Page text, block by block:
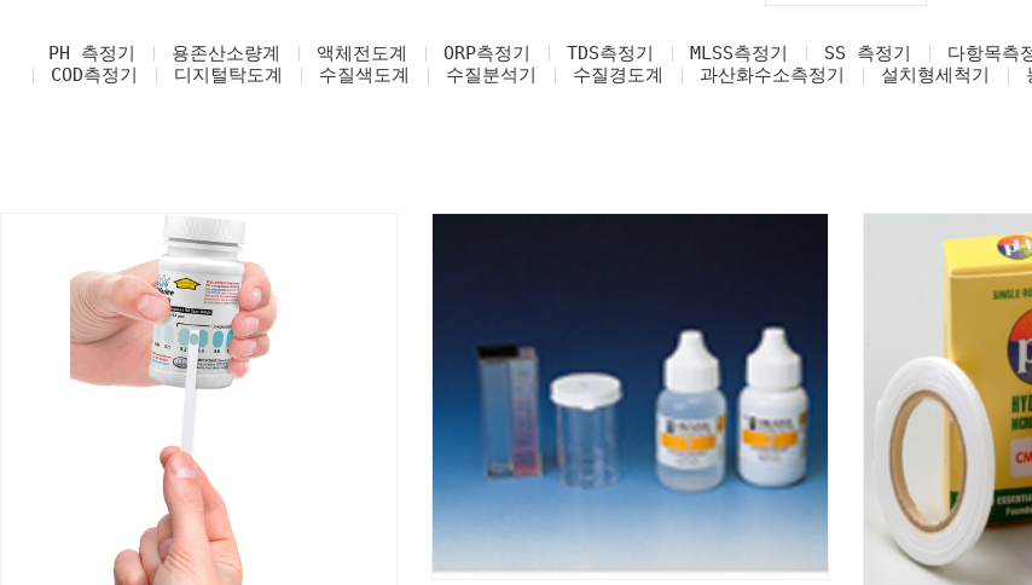
PH 측정기 용존산소량계 액체전도계 ORP측정기 TDS측정기 MLSS측정기 SS 측정기 다항목측
COD측정기
디지털탁도계 수질색도계 수질분석기 수질경도계 과산화수소측정기 설치형세척기